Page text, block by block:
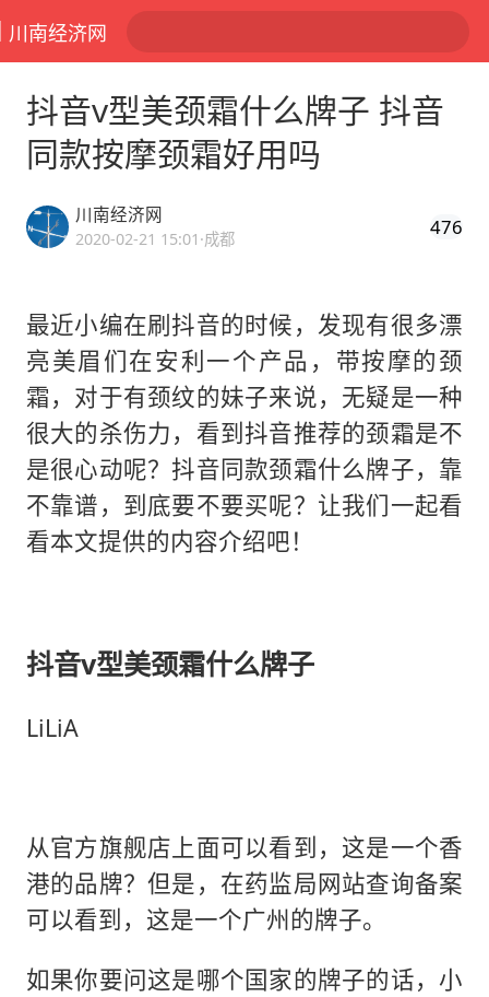
川南经济网
抖音v型美颈霜什么牌子 抖音
同款按摩颈霜好用吗
川南经济网
2020-02-21 15:01 ·成都 476
最近小编在刷抖音的时候，发现有很多漂
亮美眉们在安利一个产品，带按摩的颈
霜，对于有颈纹的妹子来说，无疑是一种
很大的杀伤力，看到抖音推荐的颈霜是不
是很心动呢？抖音同款颈霜什么牌子，靠
不靠谱，到底要不要买呢？让我们一起看
看本文提供的内容介绍吧！
抖音v型美颈霜什么牌子
LiLiA
从官方旗舰店上面可以看到，这是一个香
港的品牌？但是，在药监局网站查询备案
可以看到，这是一个广州的牌子。
如果你要问这是哪个国家的牌子的话，小